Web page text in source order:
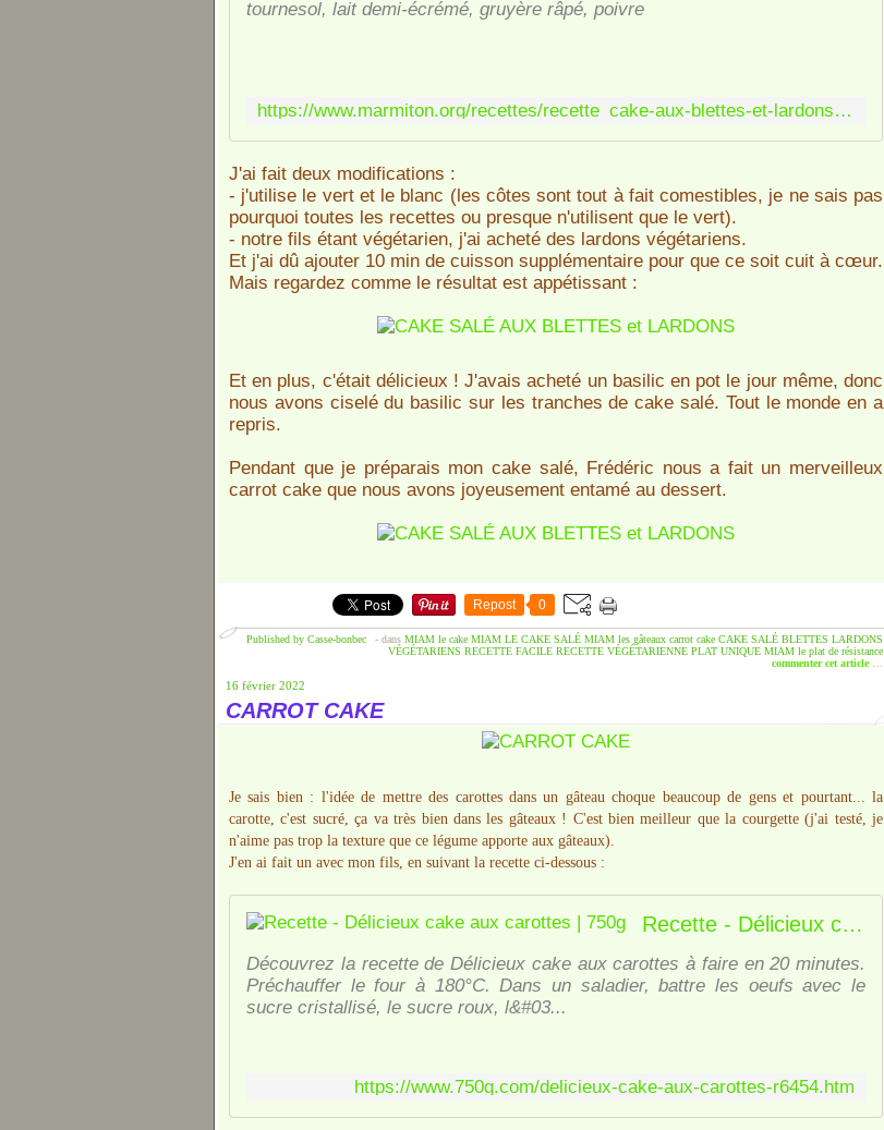
tournesol, lait demi-écrémé, gruyère râpé, poivre
https://www.marmiton.org/recettes/recette_cake-aux-blettes-et-lardons_53185.aspx
J'ai fait deux modifications :
- j'utilise le vert et le blanc (les côtes sont tout à fait comestibles, je ne sais pas
pourquoi toutes les recettes ou presque n'utilisent que le vert).
- notre fils étant végétarien, j'ai acheté des lardons végétariens.
Et j'ai dû ajouter 10 min de cuisson supplémentaire pour que ce soit cuit à cœur.
Mais regardez comme le résultat est appétissant :
Et en plus, c'était délicieux ! J'avais acheté un basilic en pot le jour même, donc
nous avons ciselé du basilic sur les tranches de cake salé. Tout le monde en a
repris.
Pendant que je préparais mon cake salé, Frédéric nous a fait un merveilleux
carrot cake que nous avons joyeusement entamé au dessert.
Repost 0
Published by Casse-bonbec - dans MIAM le cake MIAM LE CAKE SALÉ MIAM les gâteaux carrot cake CAKE SALÉ BLETTES LARDONS
VÉGÉTARIENS RECETTE FACILE RECETTE VÉGÉTARIENNE PLAT UNIQUE MIAM le plat de résistance
commenter cet article
16 février 2022
CARROT CAKE
Je sais bien : l'idée de mettre des carottes dans un gâteau choque beaucoup de gens et pourtant... la
carotte, c'est sucré, ça va très bien dans les gâteaux ! C'est bien meilleur que la courgette (j'ai testé, je
n'aime pas trop la texture que ce légume apporte aux gâteaux).
J'en ai fait un avec mon fils, en suivant la recette ci-dessous :
Recette - Délicieux cake aux carottes | 750g
Découvrez la recette de Délicieux cake aux carottes à faire en 20 minutes.
Préchauffer le four à 180°C. Dans un saladier, battre les oeufs avec le
sucre cristallisé, le sucre roux, l&#03...
https://www.750g.com/delicieux-cake-aux-carottes-r6454.htm